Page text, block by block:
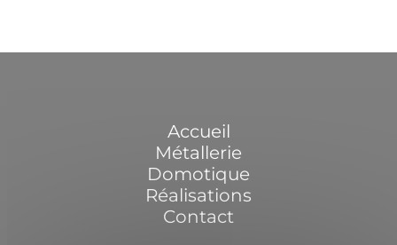
Accueil
Métallerie
Domotique
Réalisations
Contact